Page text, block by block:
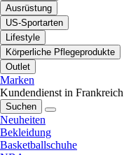
Ausrüstung
US-Sportarten
Lifestyle
Körperliche Pflegeprodukte
Outlet
Marken
Kundendienst in Frankreich
Suchen
Neuheiten
Bekleidung
Basketballschuhe